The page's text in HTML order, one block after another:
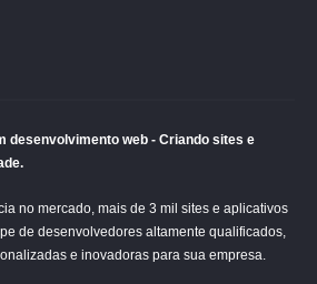
desenvolvimento web - Criando sites e
no mercado, mais de 3 mil sites e aplicativos
de desenvolvedores altamente qualificados,
e inovadoras para sua empresa.